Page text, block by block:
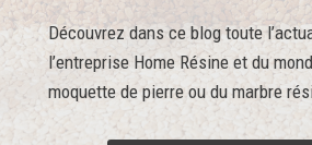
Découvrez dans ce blog toute
l’entreprise Home Résine et du
moquette de pierre ou du marbre